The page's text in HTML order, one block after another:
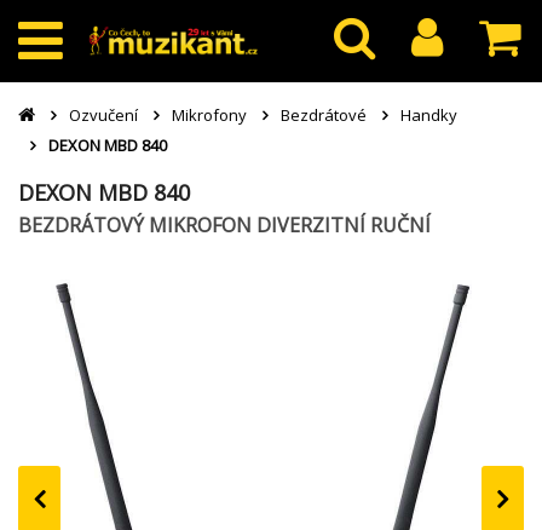
Ozvučení Mikrofony Bezdrátové
Handky
DEXON MBD 840
DEXON MBD 840
BEZDRÁTOVÝ MIKROFON DIVERZITNÍ RUČNÍ